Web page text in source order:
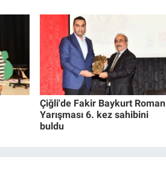
Çiğli'de Fakir Baykurt Roman
Yarışması 6. kez sahibini
buldu